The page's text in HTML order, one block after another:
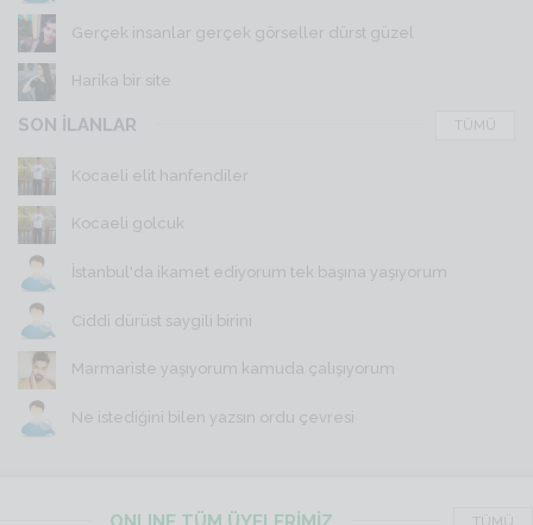
Gerçek insanlar gerçek görseller dürst güzel
Harika bir site
SON İLANLAR TÜMÜ
Kocaeli elit hanfendiler
Kocaeli golcuk
İstanbul'da ikamet ediyorum tek başına yaşıyorum
Ciddi dürüst saygili birini
Marmariste yaşıyorum kamuda çalışıyorum
Ne istediğini bilen yazsın ordu çevresi
TÜMÜ